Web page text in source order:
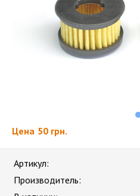
Цена 50 грн.
Артикул:
Производитель: